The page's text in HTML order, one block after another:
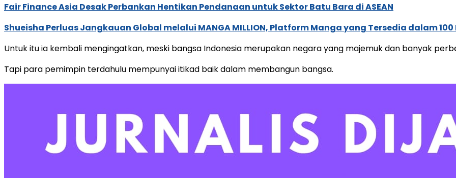
Fair Finance Asia Desak Perbankan Hentikan Pendanaan untuk Sektor Batu Bara di ASEAN
Shueisha Perluas Jangkauan Global melalui MANGA MILLION, Platform Manga yang Tersedia dalam
Untuk itu ia kembali mengingatkan, meski bangsa Indonesia merupakan negara yang majemuk dan banyak
Tapi para pemimpin terdahulu mempunyai itikad baik dalam membangun bangsa.